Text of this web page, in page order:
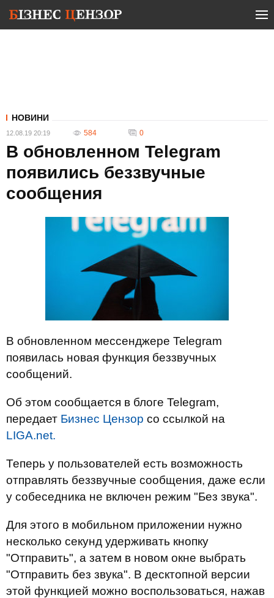
НОВИНИ
12.08.19 20:19 584 0
В обновленном Telegram
появились беззвучные
сообщения
В обновленном мессенджере Telegram
появилась новая функция беззвучных
сообщений.
Об этом сообщается в блоге Telegram,
передает Бизнес Цензор со ссылкой на
LIGA.net.
Теперь у пользователей есть возможность
отправлять беззвучные сообщения, даже если
у собеседника не включен режим "Без звука".
Для этого в мобильном приложении нужно
несколько секунд удерживать кнопку
"Отправить", а затем в новом окне выбрать
"Отправить без звука". В десктопной версии
этой функцией можно воспользоваться, нажав